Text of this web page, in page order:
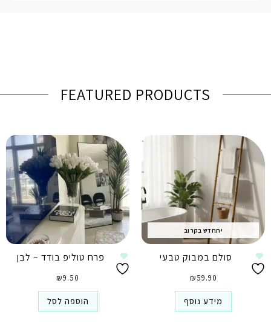
FEATURED PRODUCTS
פרח טוליפ בודד – לבן
₪9.50
הוספה לסל
יתחדש בקרוב
סולם במבוק טבעי
₪59.90
מידע נוסף